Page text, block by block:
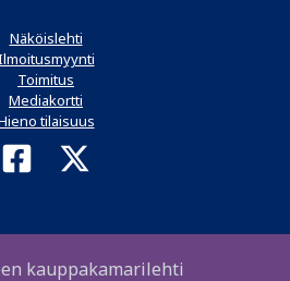
Näköislehti
Toimitus
Mediakortti
tilaisuus
kauppakamarilehti